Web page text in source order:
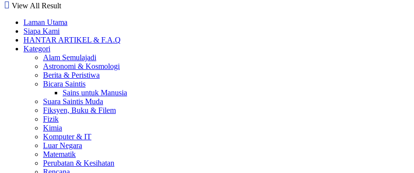
View All Result
Laman Utama
Siapa Kami
HANTAR ARTIKEL & F.A.Q
Kategori
Alam Semulajadi
Astronomi & Kosmologi
Berita & Peristiwa
Bicara Saintis
Sains untuk Manusia
Suara Saintis Muda
Fiksyen, Buku & Filem
Fizik
Kimia
Komputer & IT
Luar Negara
Matematik
Perubatan & Kesihatan